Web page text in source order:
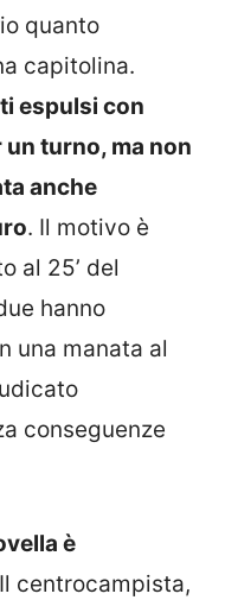
quanto
capitolina.
espulsi con
turno, ma non
anche
. Il motivo è
al 25’ del
hanno
una manata al
conseguenze
è
Il centrocampista,